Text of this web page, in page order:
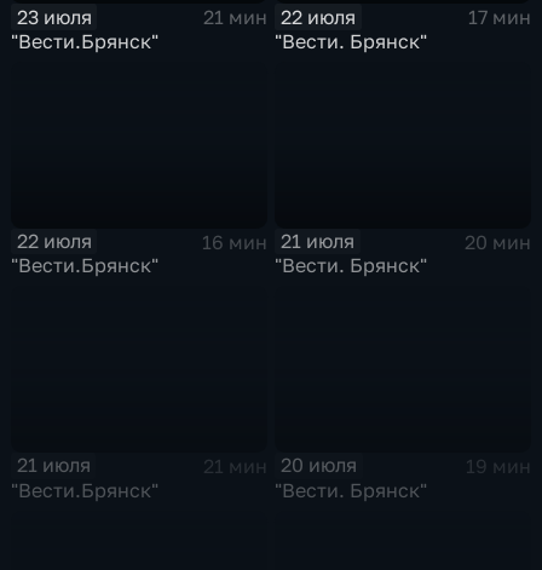
23 июля
21 мин
"Вести.Брянск"
22 июля
17 мин
"Вести. Брянск"
22 июля
16 мин
"Вести.Брянск"
21 июля
20 мин
"Вести. Брянск"
21 июля
21 мин
"Вести.Брянск"
20 июля
19 мин
"Вести. Брянск"